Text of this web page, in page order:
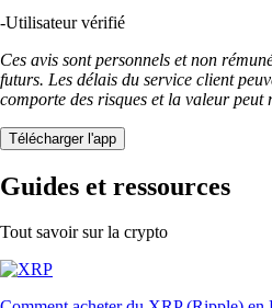
SUSHI$0.143141+0.59%
POL$0.065172 +0.53%